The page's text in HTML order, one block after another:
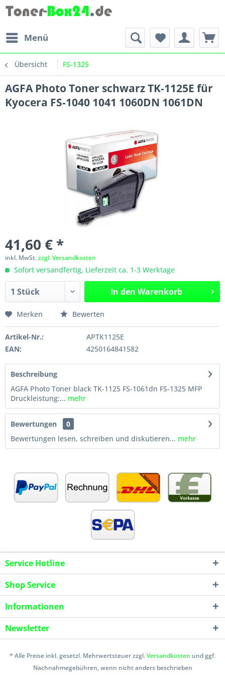
Menü
Übersicht FS-1325
AGFA Photo Toner schwarz TK-1125E für
Kyocera FS-1040 1041 1060DN 1061DN
41,60 € *
inkl. MwSt.zzgl. Versandkosten
Sofort versandfertig, Lieferzeit ca. 1-3 Werktage
In den Warenkorb
Merken Bewerten
Artikel-Nr.:
APTK1125E
EAN:
4250164841582
Beschreibung
AGFA Photo Toner black TK-1125 FS-1061dn FS-1325 MFP
Druckleistung:... mehr
Bewertungen
0
Bewertungen lesen, schreiben und diskutieren... mehr
Service Hotline
Shop Service
Informationen
Newsletter
* Alle Preise inkl. gesetzl. Mehrwertsteuer zzgl.Versandkosten und ggf.
Nachnahmegebühren, wenn nicht anders beschrieben